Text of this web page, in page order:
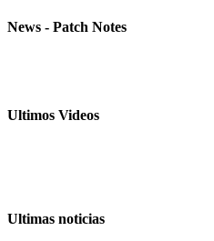
News - Patch Notes
Ultimos Videos
Ultimas noticias